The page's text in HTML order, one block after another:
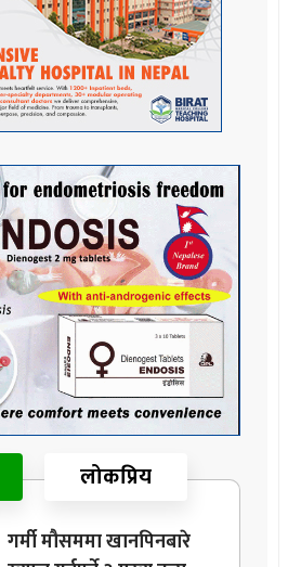
लोकप्रिय
गर्मी मौसममा खानपिनबारे